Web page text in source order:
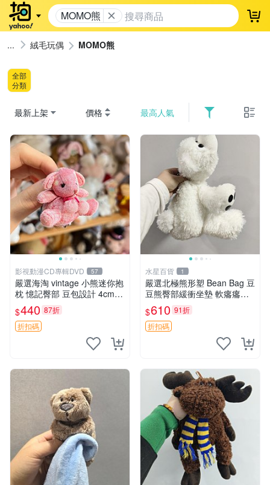
MOMO熊 登
絨毛玩偶 MOMO熊
全部
分類
最新上架 價格 最高人氣
影視動漫CD專輯DVD 57
嚴選海淘 vintage 小熊迷你抱
枕 憶記臀部 豆包設計 4cm
高 推薦收藏 迷你豆包小熊、
高臀部、豆袋抱枕
$440 87折
折扣碼
水星百貨 1
嚴選北極熊形塑 Bean Bag 豆
豆熊臀部緩衝坐墊 軟癟癟舒
壓設計 保暖又實用 適合久坐
放松 推薦居家使用 RUSS系
列 豆豆熊屁屁坐墊 3D顆粒結
$610 91折
折扣碼